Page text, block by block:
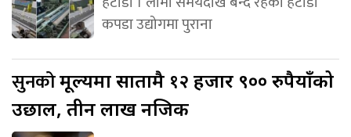
कपडा उद्योगमा पुराना
सुनकोमूल्यमा सातामै १२ हजार ९०० रुपैयाँको
उछाल, तीन लाख नजिक